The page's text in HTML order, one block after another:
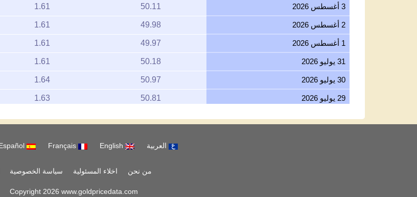
3 أغسطس 2026 50.11
1.61
2 أغسطس 2026 49.98
1.61
1 أغسطس 2026 49.97
1.61
31 يوليو 2026 50.18
1.61
30 يوليو 2026 50.97
1.64
29 يوليو 2026 50.81
1.63
51.14
51.13
1.64
1.66
العربية
من نحن اخلاء المسئولية سياسة الخصوصية
Copyright 2026 www.goldpricedata.com